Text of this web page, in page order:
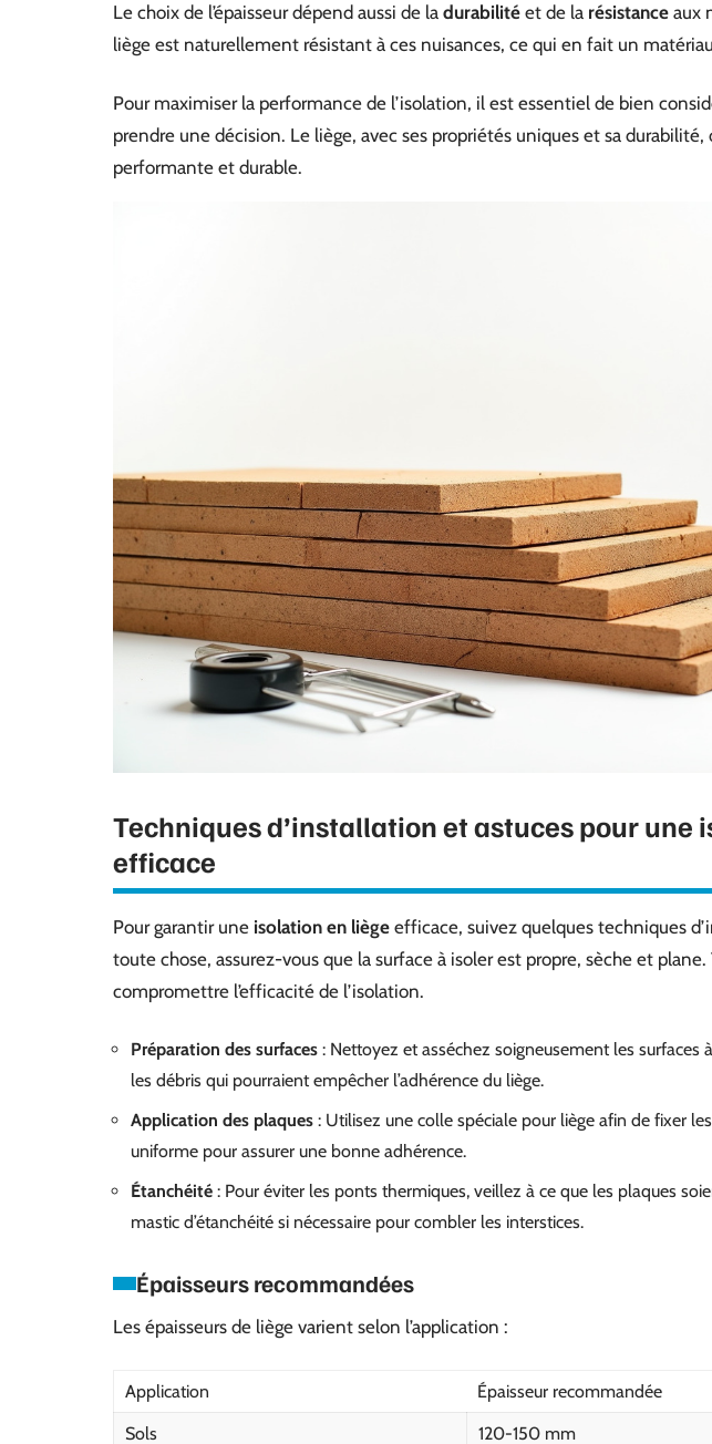
Le choix de l’épaisseur dépend aussi de la durabilité et de la résistance aux
liège est naturellement résistant à ces nuisances, ce qui en fait un
Pour maximiser la performance de l’isolation, il est essentiel de bien
prendre une décision. Le liège, avec ses propriétés uniques et sa
performante et durable.
Techniques d’installation et astuces pour une
efficace
Pour garantir une isolation en liège efficace, suivez quelques techniques
toute chose, assurez-vous que la surface à isoler est propre, sèche et
compromettre l’efficacité de l’isolation.
Préparation des surfaces : Nettoyez et asséchez soigneusement les surfaces
les débris qui pourraient empêcher l’adhérence du liège.
Application des plaques : Utilisez une colle spéciale pour liège afin de fixer
uniforme pour assurer une bonne adhérence.
Étanchéité : Pour éviter les ponts thermiques, veillez à ce que les plaques
mastic d’étanchéité si nécessaire pour combler les interstices.
Épaisseurs recommandées
Les épaisseurs de liège varient selon l’application :
Application
Épaisseur recommandée
Sols
120-150 mm